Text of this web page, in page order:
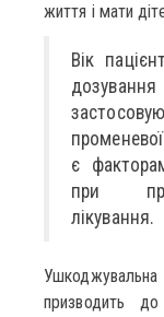
життя і мати
Вік
є
при
лікування.
призводить до